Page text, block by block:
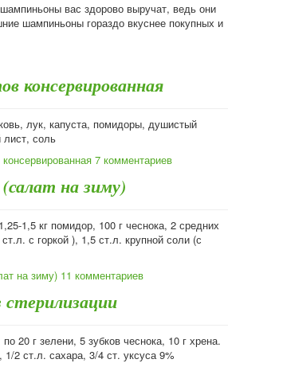
вас здорово выручат, ведь они
шампиньоны гораздо вкуснее покупных и
консервированная
лук, капуста, помидоры, душистый
лист, соль
7 комментариев
на зиму)
1,5 кг помидор, 100 г чеснока, 2 средних
с горкой ), 1,5 ст.л. крупной соли (с
на зиму) 11 комментариев
20 г зелени, 5 зубков чеснока, 10 г хрена.
2 ст.л. сахара, 3/4 ст. уксуса 9%